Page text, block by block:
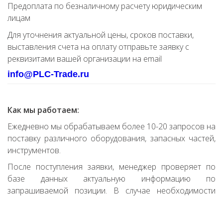
Предоплата по безналичному расчету юридическим
лицам
Для уточнения актуальной цены, сроков поставки,
выставления счета на оплату отправьте заявку с
реквизитами вашей организации на email
info@PLC-Trade.ru
Как мы работаем:
Ежедневно мы обрабатываем более 10-20 запросов на
поставку различного оборудования, запасных частей,
инструментов.
После поступления заявки, менеджер проверяет по
базе данных актуальную информацию по
запрашиваемой позиции. В случае необходимости